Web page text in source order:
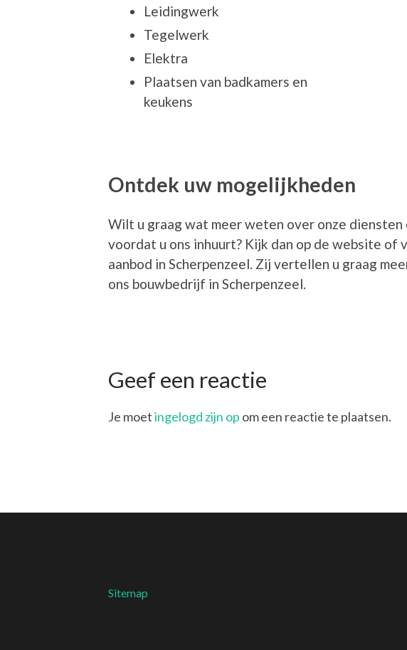
Leidingwerk
Tegelwerk
Elektra
Plaatsen van badkamers en
keukens
Ontdek uw mogelijkheden
Wilt u graag wat meer weten over onze
voordat u ons inhuurt? Kijk dan op de website of
aanbod in Scherpenzeel. Zij vertellen u graag
ons bouwbedrijf in Scherpenzeel.
Geef een reactie
Je moetingelogd zijn op om een reactie te plaatsen.
Sitemap